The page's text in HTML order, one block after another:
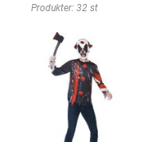
Produkter: 32 st